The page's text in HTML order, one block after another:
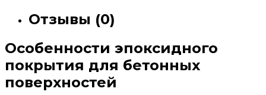
Отзывы (0)
Особенности эпоксидного
покрытия для бетонных
поверхностей